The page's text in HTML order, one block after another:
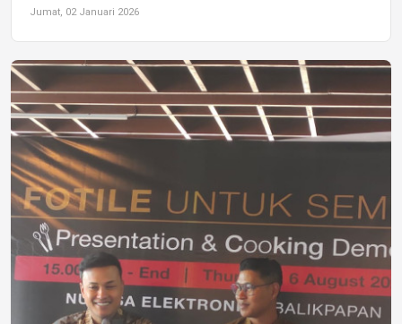
Jumat, 02 Januari 2026